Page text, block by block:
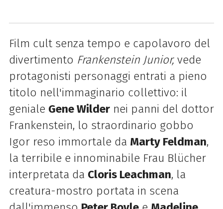
Film cult senza tempo e capolavoro del
divertimento Frankenstein Junior,vede
protagonisti personaggi entrati a pieno
titolo nell'immaginario collettivo: il
geniale Gene Wildernei panni del dottor
Frankenstein, lo straordinario gobbo
Igor reso immortale da Marty Feldman,
la terribile e innominabile Frau Blücher
interpretata da Cloris Leachman, la
creatura-mostro portata in scena